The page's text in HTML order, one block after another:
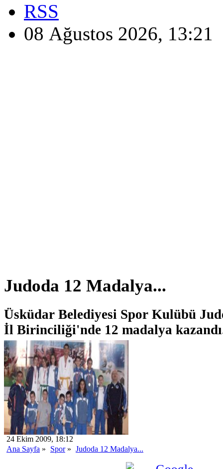
RSS
08 Ağustos 2026, 13:21
Judoda 12 Madalya...
Üsküdar Belediyesi Spor Kulübü
İl Birinciliği'nde 12 madalya
24 Ekim 2009, 18:12
Ana Sayfa » Spor» Judoda 12 Madalya...